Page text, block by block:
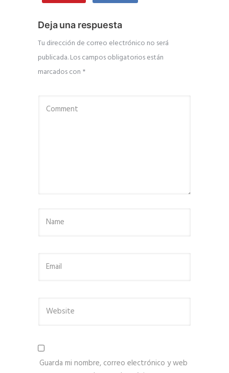
Deja una respuesta
Tu dirección de correo electrónico no será
publicada.Los campos obligatorios están
marcados con *
Guarda mi nombre, correo electrónico y web